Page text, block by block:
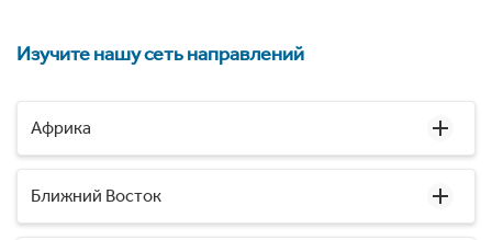
Изучите нашу сеть направлений
Африка
Ближний Восток